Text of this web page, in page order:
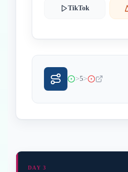
TikTok
>5>
DAY 3